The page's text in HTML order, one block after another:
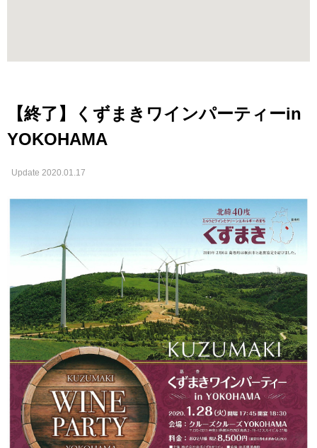
【終了】くずまきワインパーティーin
YOKOHAMA
Update 2020.01.17